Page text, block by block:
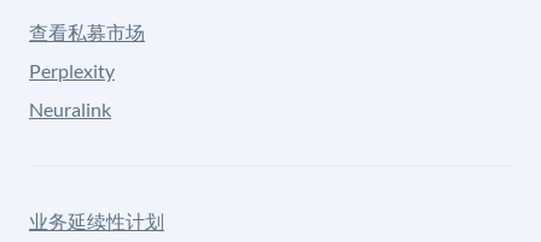
查看私募市场
Perplexity
Neuralink
业务延续性计划